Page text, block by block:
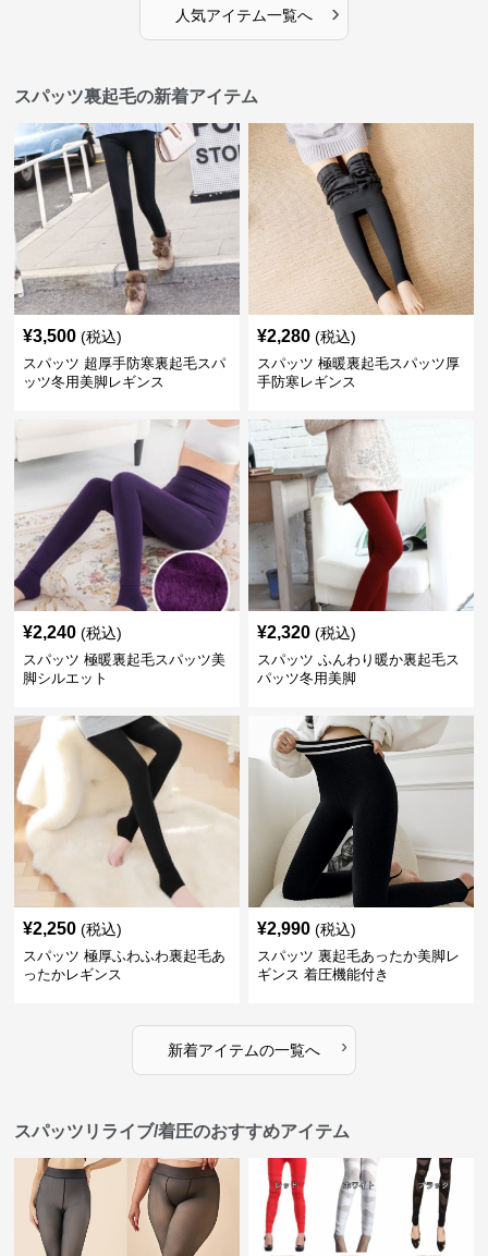
人気アイテム一覧へ ›
スパッツ裏起毛の新着アイテム
¥3,500 (税込)
スパッツ 超厚手防寒裏起毛スパ
ッツ冬用美脚レギンス
¥2,280 (税込)
スパッツ 極暖裏起毛スパッツ厚
手防寒レギンス
¥2,240 (税込)
スパッツ 極暖裏起毛スパッツ美
脚シルエット
¥2,320 (税込)
スパッツ ふんわり暖か裏起毛ス
パッツ冬用美脚
¥2,250 (税込)
スパッツ 極厚ふわふわ裏起毛あ
ったかレギンス
¥2,990 (税込)
スパッツ 裏起毛あったか美脚レ
ギンス 着圧機能付き
新着アイテムの一覧へ ›
スパッツリライブ/着圧のおすすめアイテム